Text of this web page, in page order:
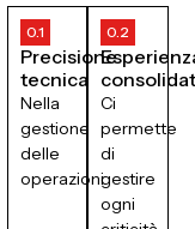
0.1
Precisione
tecnica
Nella
gestione
delle
operazioni
0.2
Ci
permette
di
gestire
ogni